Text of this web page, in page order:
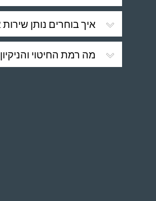
איך בוחרים נותן שירות
מה רמת החיטוי